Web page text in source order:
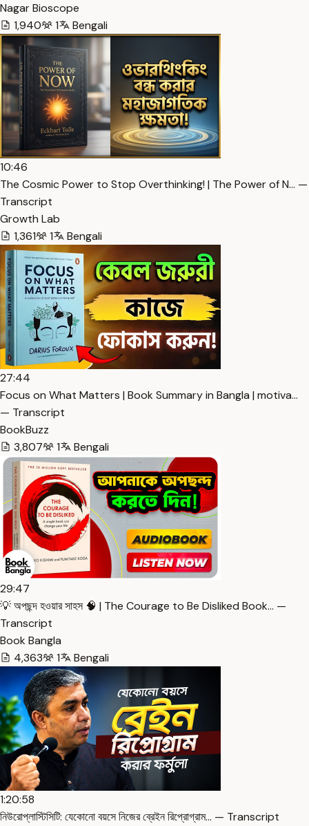
Nagar Bioscope
1,940
1 Bengali
10:46
The Cosmic Power to Stop Overthinking! | The Power of N… —
Transcript
Growth Lab
1,361
1 Bengali
27:44
Focus on What Matters | Book Summary in Bangla | motiva…
— Transcript
BookBuzz
3,807
1 Bengali
29:47
💡 অপছন্দ হওয়ার সাহস 🧠 | The Courage to Be Disliked Book… —
Transcript
Book Bangla
4,363
1 Bengali
1:20:58
নিউরোপ্লাস্টিসিটি: যেকোনো বয়সে নিজের ব্রেইন রিপ্রোগ্রাম… — Transcript